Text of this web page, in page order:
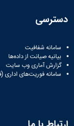
دسترسی
سامانه شفافیت
بیانیه صیانت از داده‌ها
گزارش آماری وب‌ سایت
سامانه فوریت‌های اداری